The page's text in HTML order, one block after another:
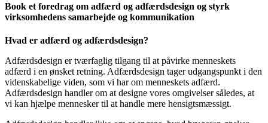
Book et foredrag om adfærd og adfærdsdesign og styrk
virksomhedens samarbejde og kommunikation
Hvad er adfærd og adfærdsdesign?
Adfærdsdesign er tværfaglig tilgang til at påvirke menneskets
adfærd i en ønsket retning. Adfærdsdesign tager udgangspunkt i den
videnskabelige viden, som vi har om menneskets adfærd.
Adfærdsdesign handler om at designe vores omgivelser således, at
vi kan hjælpe mennesker til at handle mere hensigtsmæssigt.